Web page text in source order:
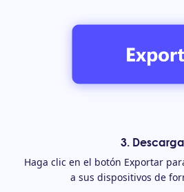
3.
Haga clic en el botón Exportar
a sus dispositivos de